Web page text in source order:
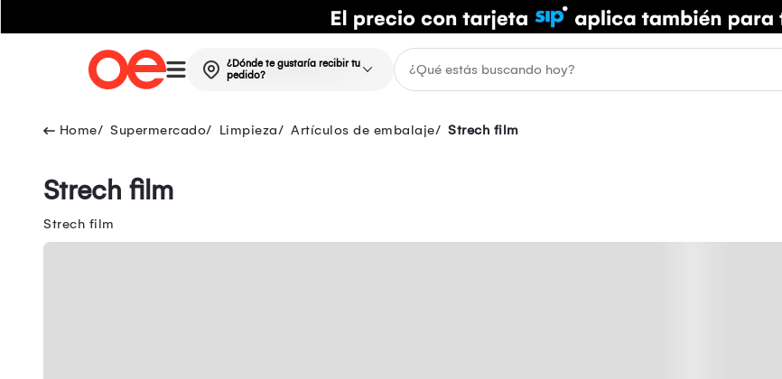
¿Dónde te gustaría recibir tu
pedido?
Supermercado Limpieza Artículos de embalaje Strech film
Strech film
Strech film